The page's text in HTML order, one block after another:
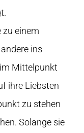
zu einem
ins
Mittelpunkt
ihre Liebsten
zu stehen
Solange sie